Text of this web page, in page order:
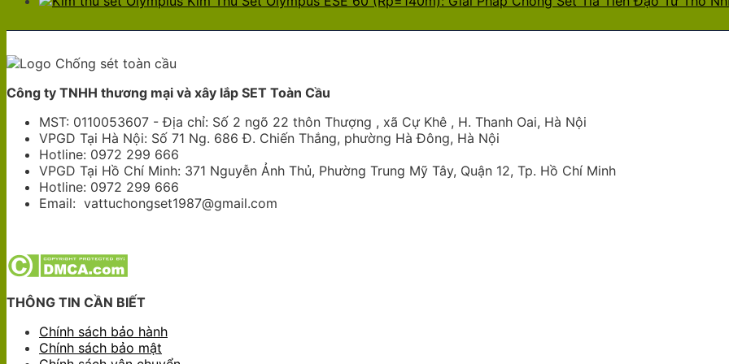
Công ty TNHH thương mại và xây lắp SET Toàn Cầu
MST: 0110053607 - Địa chỉ: Số 2 ngõ 22 thôn Thượng , xã Cự Khê , H. Thanh Oai, Hà Nội
VPGD Tại Hà Nội: Số 71 Ng. 686 Đ. Chiến Thắng, phường Hà Đông, Hà Nội
Hotline: 0972 299 666
VPGD Tại Hồ Chí Minh: 371 Nguyễn Ảnh Thủ, Phường Trung Mỹ Tây, Quận 12, Tp. Hồ Chí Minh
Hotline: 0972 299 666
Email: vattuchongset1987@gmail.com
THÔNG TIN CẦN BIẾT
Chính sách bảo hành
Chính sách bảo mật